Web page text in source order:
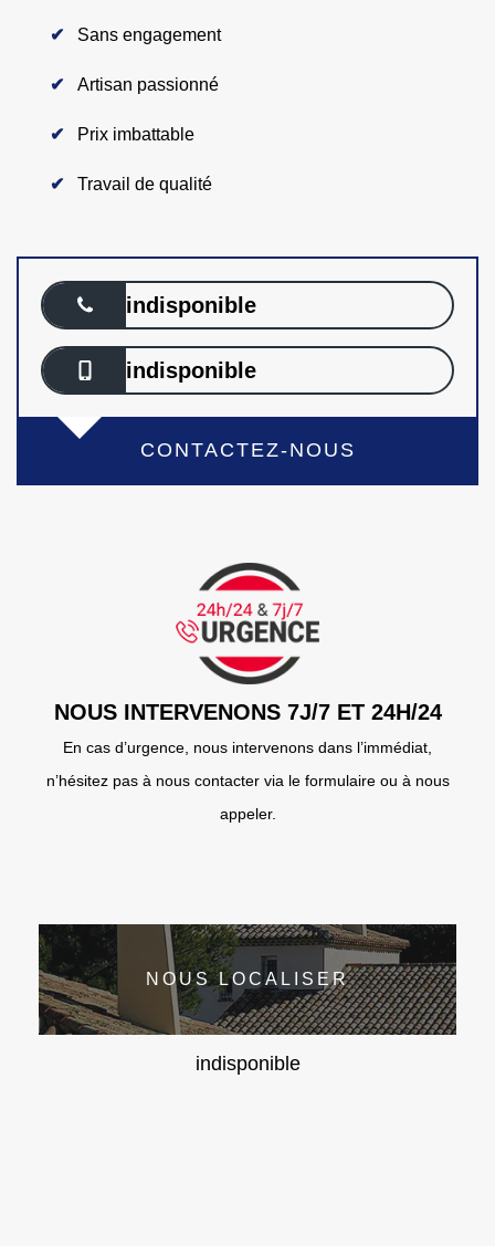
Sans engagement
Artisan passionné
Prix imbattable
Travail de qualité
indisponible
indisponible
CONTACTEZ-NOUS
NOUS INTERVENONS 7J/7 ET 24H/24
En cas d’urgence, nous intervenons dans l’immédiat,
n’hésitez pas à nous contacter via le formulaire ou à nous
appeler.
NOUS LOCALISER
indisponible